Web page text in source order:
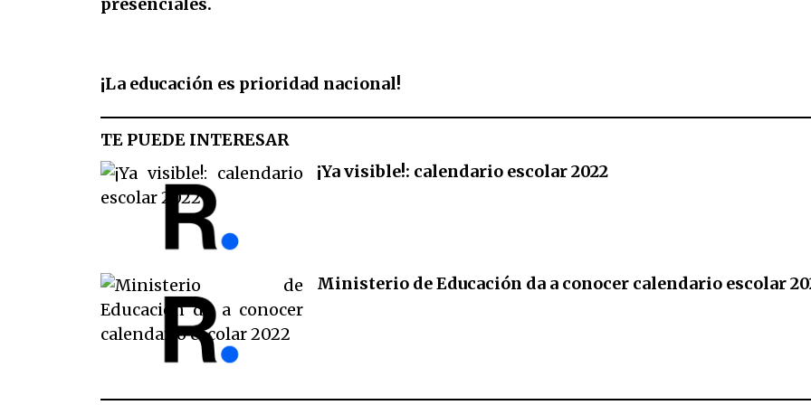
¡La educación es prioridad nacional!
TE PUEDE INTERESAR
¡Ya visible!: calendario escolar 2022
Ministerio de Educación da a conocer calendario escolar